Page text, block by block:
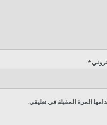
*
المرة المقبلة في تعليقي.